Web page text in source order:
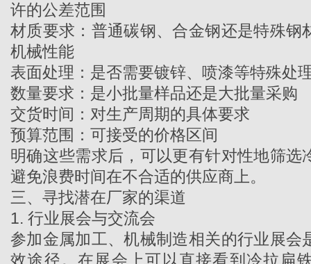
许的公差范围
材质要求：普通碳钢、合金钢还是特殊钢
机械性能
表面处理：是否需要镀锌、喷漆等特殊处
数量要求：是小批量样品还是大批量采购
交货时间：对生产周期的具体要求
预算范围：可接受的价格区间
明确这些需求后，可以更有针对性地筛选
避免浪费时间在不合适的供应商上。
三、寻找潜在厂家的渠道
1. 行业展会与交流会
参加金属加工、机械制造相关的行业展会
效途径。在展会上可以直接看到 冷拉扁